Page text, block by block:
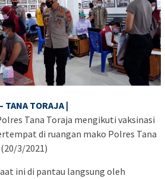
TANA TORAJA |
Tana Toraja mengikuti vaksinasi
di ruangan mako Polres Tana
3/2021)
ini di pantau langsung oleh